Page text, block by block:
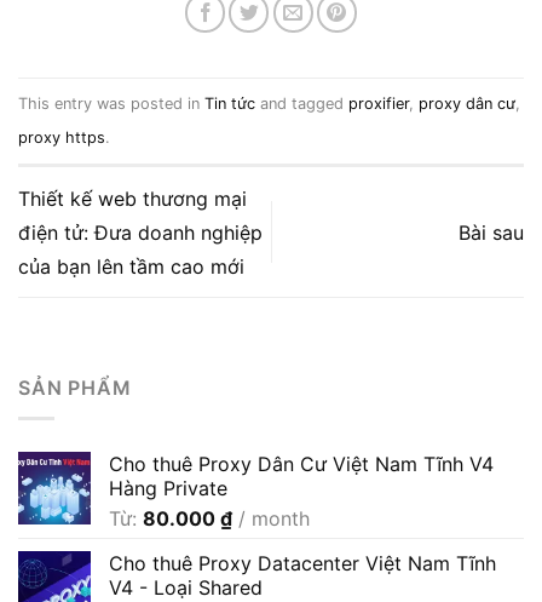
This entry was posted in Tin tức and tagged proxifier, proxy dân cư
proxy https.
Thiết kế web thương mại
điện tử: Đưa doanh nghiệp
của bạn lên tầm cao mới
Bài sau
SẢN PHẨM
Cho thuê Proxy Dân Cư Việt Nam Tĩnh V4
Hàng Private
Từ: 80.000 ₫ / month
Cho thuê Proxy Datacenter Việt Nam Tĩnh
V4 - Loại Shared